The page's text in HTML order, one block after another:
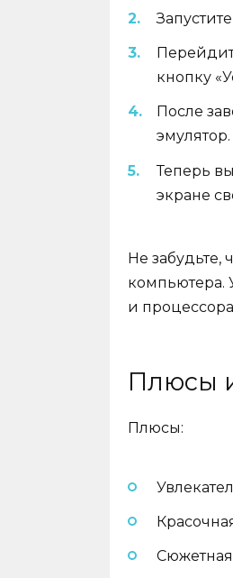
кнопку
После
эмулятор.
Теперь
экране
Не забудьте,
компьютера.
и
Плюсы
Плюсы: